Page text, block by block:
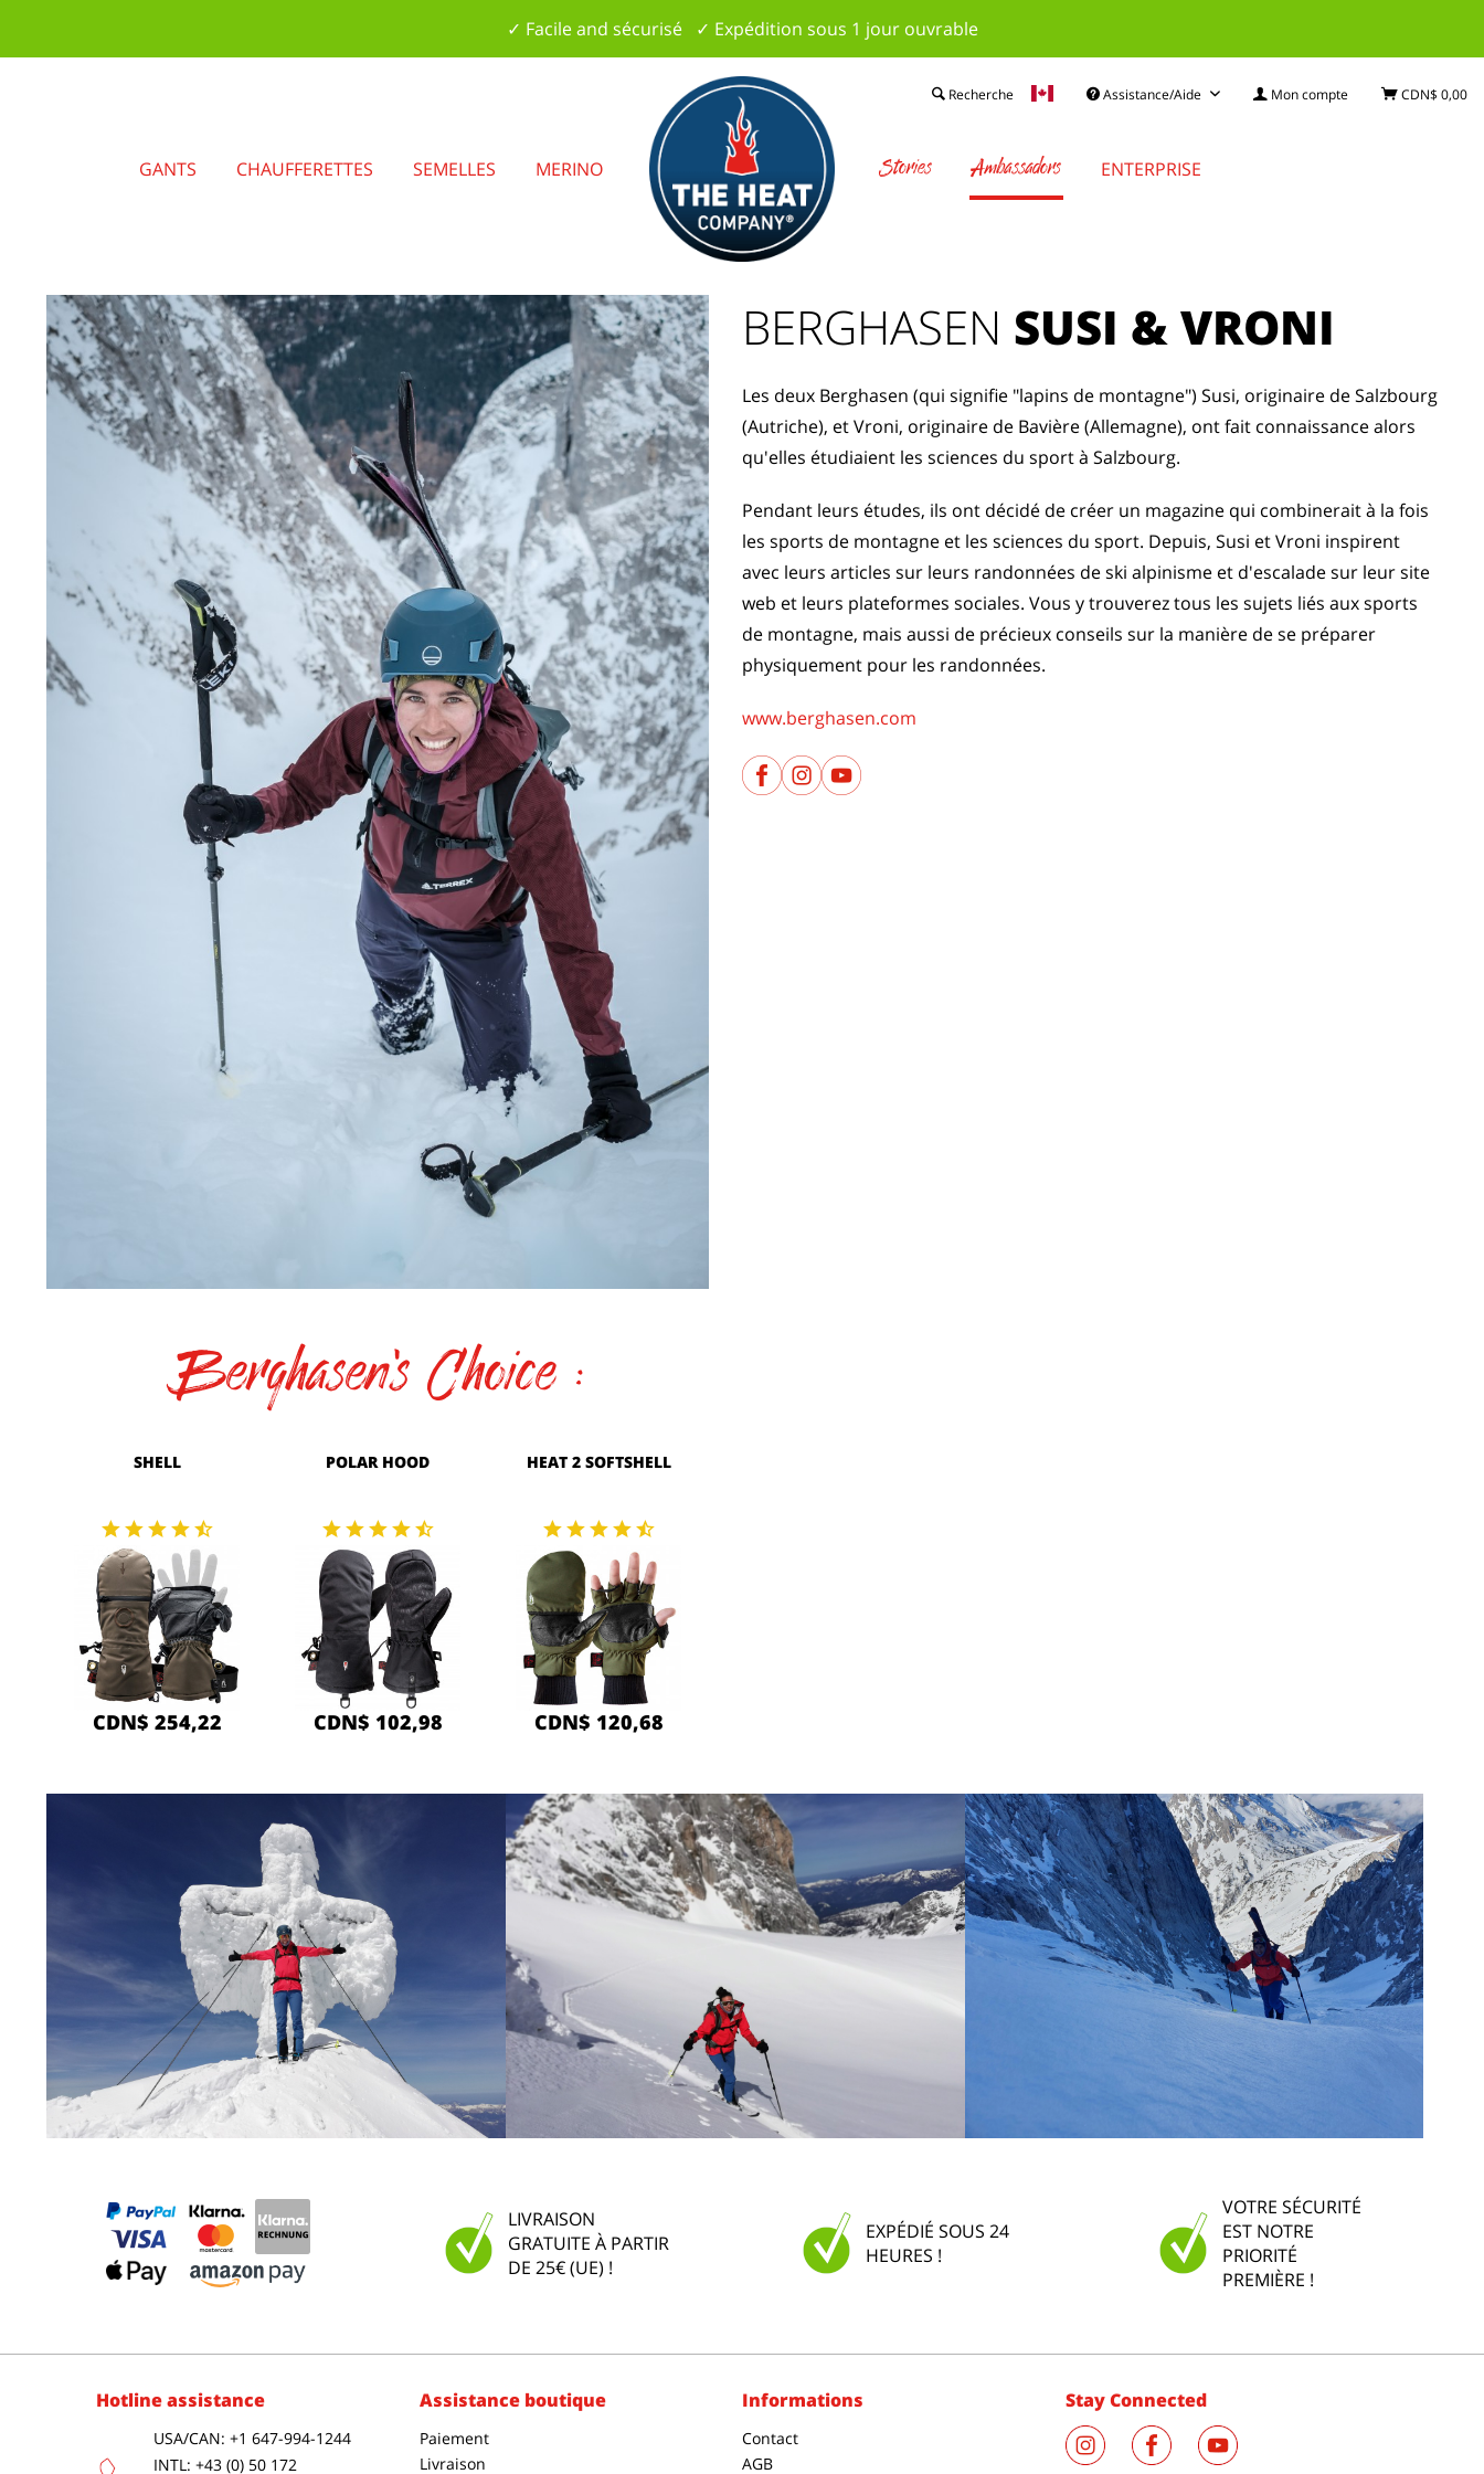
✓ Facile and sécurisé ✓ Expédition sous 1 jour ouvrable
Assistance/Aide Mon compte CDN$ 0,00
Recherche
GANTS CHAUFFERETTES SEMELLES MERINO Stories Ambassadors ENTERPRISE
Berghasen's Choice :
SHELL
CDN$ 254,22
POLAR HOOD
CDN$ 102,98
HEAT 2 SOFTSHELL
CDN$ 120,68
BERGHASEN SUSI & VRONI
Les deux Berghasen (qui signifie "lapins de montagne") Susi, originaire de Salzbourg
(Autriche), et Vroni, originaire de Bavière (Allemagne), ont fait connaissance alors
qu'elles étudiaient les sciences du sport à Salzbourg.
Pendant leurs études, ils ont décidé de créer un magazine qui combinerait à la fois
les sports de montagne et les sciences du sport. Depuis, Susi et Vroni inspirent
avec leurs articles sur leurs randonnées de ski alpinisme et d'escalade sur leur site
web et leurs plateformes sociales. Vous y trouverez tous les sujets liés aux sports
de montagne, mais aussi de précieux conseils sur la manière de se préparer
physiquement pour les randonnées.
www.berghasen.com
LIVRAISON
GRATUITE À PARTIR
DE 25€ (UE) !
EXPÉDIÉ SOUS 24
HEURES !
VOTRE SÉCURITÉ
EST NOTRE
PRIORITÉ
PREMIÈRE !
Hotline assistance
USA/CAN: +1 647-994-1244
INTL: +43 (0) 50 172
Assistance boutique
Paiement
Livraison
Informations
Contact
AGB
Stay Connected